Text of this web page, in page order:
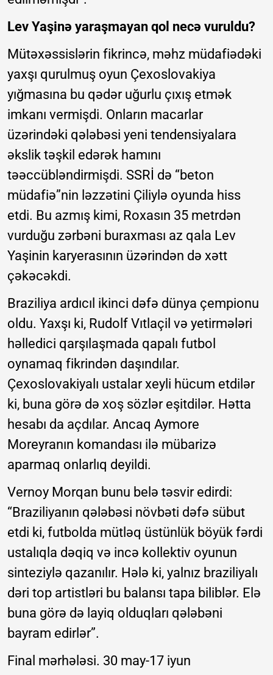
Lev Yaşinə yaraşmayan qol necə vuruldu?
Mütəxəssislərin fikrincə, məhz müdafiədəki
yaxşı qurulmuş oyun Çexoslovakiya
yığmasına bu qədər uğurlu çıxış etmək
imkanı vermişdi. Onların macarlar
üzərindəki qələbəsi yeni tendensiyalara
əkslik təşkil edərək hamını
təəccübləndirmişdi. SSRİ də “beton
müdafiə”nin ləzzətini Çiliylə oyunda hiss
etdi. Bu azmış kimi, Roxasın 35 metrdən
vurduğu zərbəni buraxması az qala Lev
Yaşinin karyerasının üzərindən də xətt
çəkəcəkdi.
Braziliya ardıcıl ikinci dəfə dünya çempionu
oldu. Yaxşı ki, Rudolf Vıtlaçil və yetirmələri
həlledici qarşılaşmada qapalı futbol
oynamaq fikrindən daşındılar.
Çexoslovakiyalı ustalar xeyli hücum etdilər
ki, buna görə də xoş sözlər eşitdilər. Hətta
hesabı da açdılar. Ancaq Aymore
Moreyranın komandası ilə mübarizə
aparmaq onlarlıq deyildi.
Vernoy Morqan bunu belə təsvir edirdi:
“Braziliyanın qələbəsi növbəti dəfə sübut
etdi ki, futbolda mütləq üstünlük böyük fərdi
ustalıqla dəqiq və incə kollektiv oyunun
sinteziylə qazanılır. Hələ ki, yalnız braziliyalı
dəri top artistləri bu balansı tapa biliblər. Elə
buna görə də layiq olduqları qələbəni
bayram edirlər”.
Final mərhələsi. 30 may-17 iyun